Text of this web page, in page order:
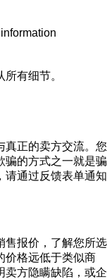
有细节。
真正的卖方交流。您
骗的方式之一就是骗
请通过反馈表单通知
售报价，了解您所选
价格远低于类似商
卖方隐瞒缺陷，或企